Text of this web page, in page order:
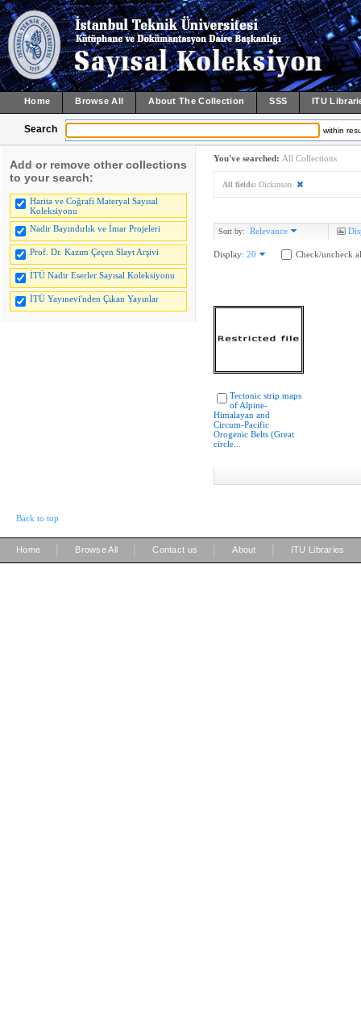
Home Browse All About The Collection SSS ITU
Search within
Add or remove other collections
to your search:
Harita ve Coğrafi Materyal Sayısal
Koleksiyonu
Nadir Bayındırlık ve İmar Projeleri
Prof. Dr. Kazım Çeçen Slayt Arşivi
İTÜ Nadir Eserler Sayısal Koleksiyonu
İTÜ Yayınevi'nden Çıkan Yayınlar
You've searched: All Collections
All fields: Dickinson
Sort by: Relevance
Display: 20 Check/uncheck
Tectonic strip maps
of Alpine-
Himalayan and
Circum-Pacific
Orogenic Belts (Great
circle...
Back to top
Home Browse All Contact us About ITU Libraries